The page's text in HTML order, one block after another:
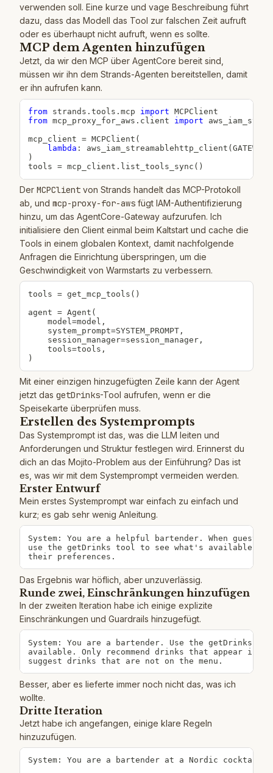
verwenden soll. Eine kurze und vage Beschreibung führt
dazu, dass das Modell das Tool zur falschen Zeit aufruft
oder es überhaupt nicht aufruft, wenn es sollte.
MCP dem Agenten hinzufügen
Jetzt, da wir den MCP über AgentCore bereit sind,
müssen wir ihn dem Strands-Agenten bereitstellen, damit
er ihn aufrufen kann.
from strands . tools . mcp import
from mcp_proxy_for_aws . client import
mcp_client = MCPClient (
lambda : aws_iam_streamablehttp_client (
)
tools = mcp_client . list_tools_sync ( )
Der MCPClient von Strands handelt das MCP-Protokoll
ab, und mcp-proxy-for-aws fügt IAM-Authentifizierung
hinzu, um das AgentCore-Gateway aufzurufen. Ich
initialisiere den Client einmal beim Kaltstart und cache die
Tools in einem globalen Kontext, damit nachfolgende
Anfragen die Einrichtung überspringen, um die
Geschwindigkeit von Warmstarts zu verbessern.
tools = get_mcp_tools ( )
agent = Agent (
    model
=model ,
    system_prompt
=SYSTEM_PROMPT,
    session_manager
=session_manager,
    tools
=tools ,
)
Mit einer einzigen hinzugefügten Zeile kann der Agent
jetzt das getDrinks-Tool aufrufen, wenn er die
Speisekarte überprüfen muss.
Erstellen des Systemprompts
Das Systemprompt ist das, was die LLM leiten und
Anforderungen und Struktur festlegen wird. Erinnerst du
dich an das Mojito-Problem aus der Einführung? Das ist
es, was wir mit dem Systemprompt vermeiden werden.
Erster Entwurf
Mein erstes Systemprompt war einfach zu einfach und
kurz; es gab sehr wenig Anleitung.
System: You are a helpful bartender. When guests
use the getDrinks tool to see what's available and
their preferences.
Das Ergebnis war höflich, aber unzuverlässig.
Runde zwei, Einschränkungen hinzufügen
In der zweiten Iteration habe ich einige explizite
Einschränkungen und Guardrails hinzugefügt.
System: You are a bartender. Use the getDrinks
available. Only recommend drinks that appear in
suggest drinks that are not on the menu.
Besser, aber es lieferte immer noch nicht das, was ich
wollte.
Dritte Iteration
Jetzt habe ich angefangen, einige klare Regeln
hinzuzufügen.
System: You are a bartender at a Nordic cocktail